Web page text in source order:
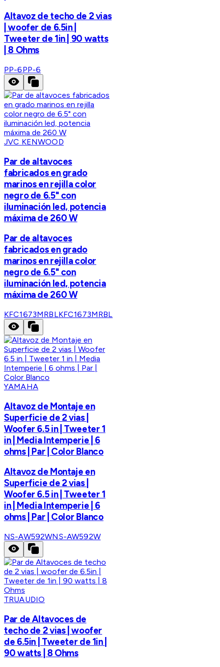
Altavoz de techo de 2 vias
| woofer de 6.5in |
Tweeter de 1in | 90 watts
| 8 Ohms
PP-6PP-6
JVC KENWOOD
Par de altavoces
fabricados en grado
marinos en rejilla color
negro de 6.5" con
iluminación led, potencia
máxima de 260 W
Par de altavoces
fabricados en grado
marinos en rejilla color
negro de 6.5" con
iluminación led, potencia
máxima de 260 W
KFC1673MRBLKFC1673MRBL
YAMAHA
Altavoz de Montaje en
Superficie de 2 vias |
Woofer 6.5 in | Tweeter 1
in | Media Intemperie | 6
ohms | Par | Color Blanco
Altavoz de Montaje en
Superficie de 2 vias |
Woofer 6.5 in | Tweeter 1
in | Media Intemperie | 6
ohms | Par | Color Blanco
NS-AW592WNS-AW592W
TRUAUDIO
Par de Altavoces de
techo de 2 vias | woofer
de 6.5in | Tweeter de 1in |
90 watts | 8 Ohms